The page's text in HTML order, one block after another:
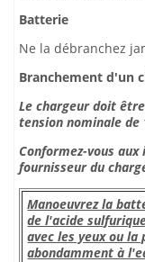
Batterie
Ne la débranchez
Branchement d'un
Le chargeur doit
tension nominale de
Conformez-vous
fournisseur du
Manoeuvrez la
de l'acide
avec les yeux ou
abondamment à